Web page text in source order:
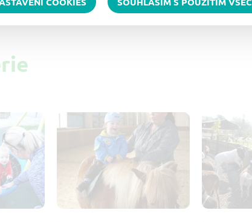
denním programem ve stacionáři nabízí dětem a jejich
COOKIES SOUHLASÍM S POUŽITÍM